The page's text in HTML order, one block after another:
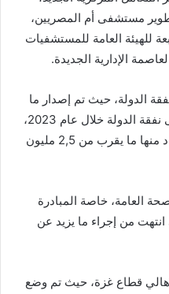
مستشفى أم المصريين،
للهيئة العامة للمستشفيات
الإدارية الجديدة.
الدولة، حيث تم إصدار ما
يزيد على أربعة ملايين قرار علاج على نفقة الدولة خلال عام 2023،
بتكلفة إجمالية 22 مليار جنيه، استفاد منها ما يقرب من 2,5 مليون
العامة، خاصة المبادرة
انتهت من إجراء ما يزيد عن
قطاع غزة، حيث تم وضع